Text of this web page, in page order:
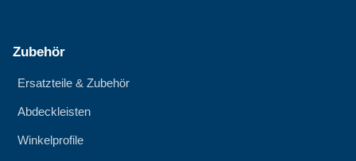
Zubehör
Ersatzteile & Zubehör
Abdeckleisten
Winkelprofile